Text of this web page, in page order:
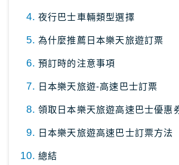
夜行巴士車輛類型選擇
為什麼推薦日本樂天旅遊訂票
預訂時的注意事項
日本樂天旅遊-高速巴士訂票
領取日本樂天旅遊高速巴士優惠
日本樂天旅遊高速巴士訂票方法
總結